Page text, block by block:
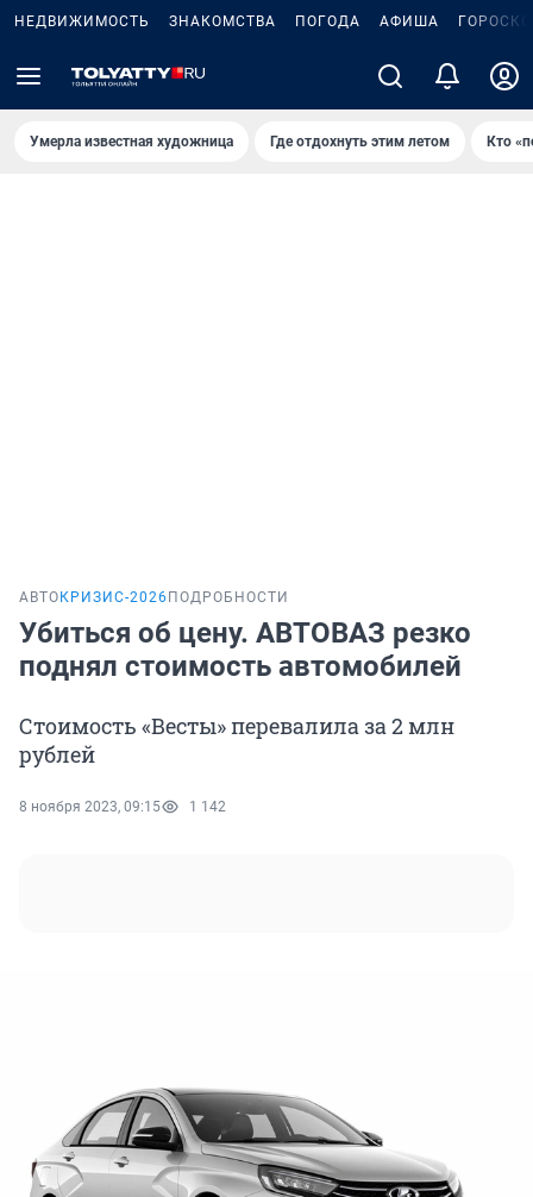
НЕДВИЖИМОСТЬ ЗНАКОМСТВА ПОГОДА АФИША
Умерла известная художница Где отдохнуть этим летом Кто
АВТО КРИЗИС-2026 ПОДРОБНОСТИ
Убиться об цену. АВТОВАЗ резко
поднял стоимость автомобилей
Стоимость «Весты» перевалила за 2 млн
рублей
8 ноября 2023, 09:15 1 142